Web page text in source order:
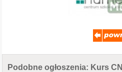
Podobne ogłoszenia: Kurs